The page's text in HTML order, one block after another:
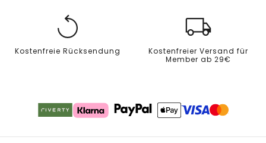
Kostenfreie Rücksendung
Kostenfreier Versand für
Member ab 29€